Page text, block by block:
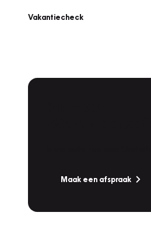
Vakantiecheck
Maak een afspraak